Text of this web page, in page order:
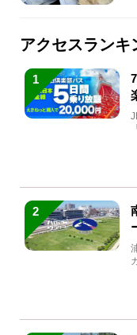
アクセスランキ
1
2